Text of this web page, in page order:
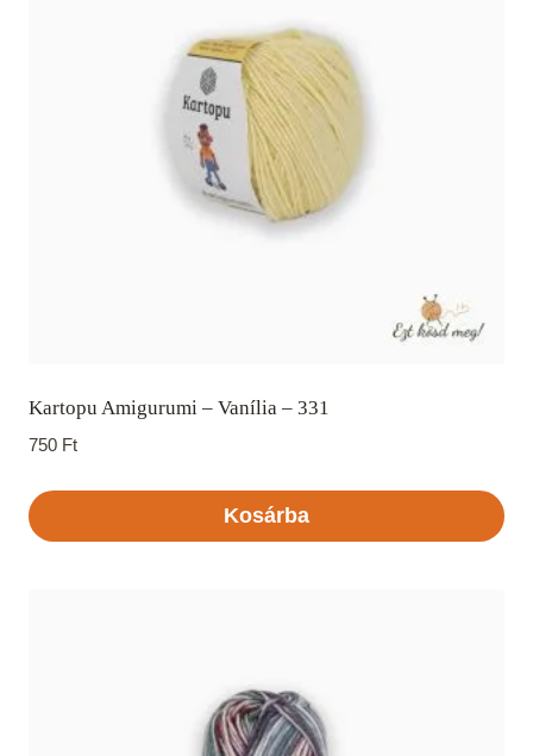
Kartopu Amigurumi – Vanília – 331
750 Ft
Kosárba